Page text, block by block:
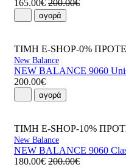
165.00€ 200.00€
αγορά
ΤΙΜΗ E-SHOP-0%
New Balance
NEW BALANCE 9060
200.00€
αγορά
ΤΙΜΗ E-SHOP-10%
New Balance
NEW BALANCE 9060
180.00€ 200.00€